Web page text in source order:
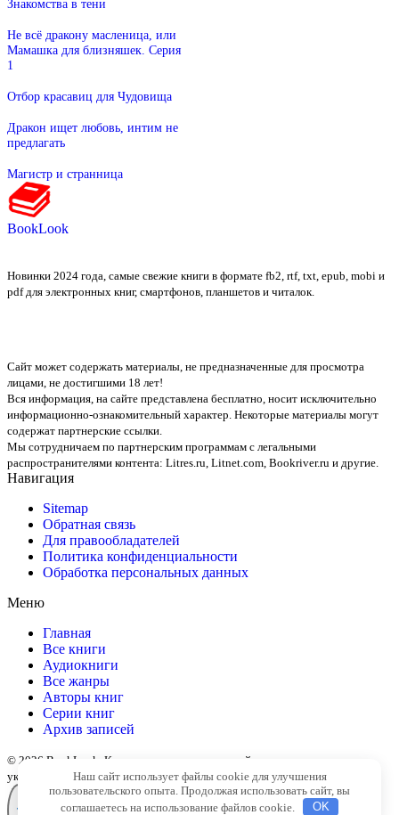
Знакомства в тени
Не всё дракону масленица, или
Мамашка для близняшек. Серия
1
Отбор красавиц для Чудовища
Дракон ищет любовь, интим не
предлагать
Магистр и странница
BookLook
Новинки 2024 года, самые свежие книги в формате fb2, rtf, txt, epub, mobi и
pdf для электронных книг, смартфонов, планшетов и читалок.
Сайт может содержать материалы, не предназначенные для просмотра
лицами, не достигшими 18 лет!
Вся информация, на сайте представлена бесплатно, носит исключительно
информационно-ознакомительный характер. Некоторые материалы могут
содержат партнерские ссылки.
Мы сотрудничаем по партнерским программам с легальными
распространителями контента: Litres.ru, Litnet.com, Bookriver.ru и другие.
Навигация
Sitemap
Обратная связь
Для правообладателей
Политика конфиденциальности
Обработка персональных данных
Меню
Главная
Все книги
Аудиокниги
Все жанры
Авторы книг
Серии книг
Архив записей
© 2026 BookLook. Копирование материалов сайта разрешено только с
указанием активной ссылки на источник
Наш сайт использует файлы cookie для улучшения
пользовательского опыта. Продолжая использовать сайт, вы
соглашаетесь на использование файлов cookie.
OK